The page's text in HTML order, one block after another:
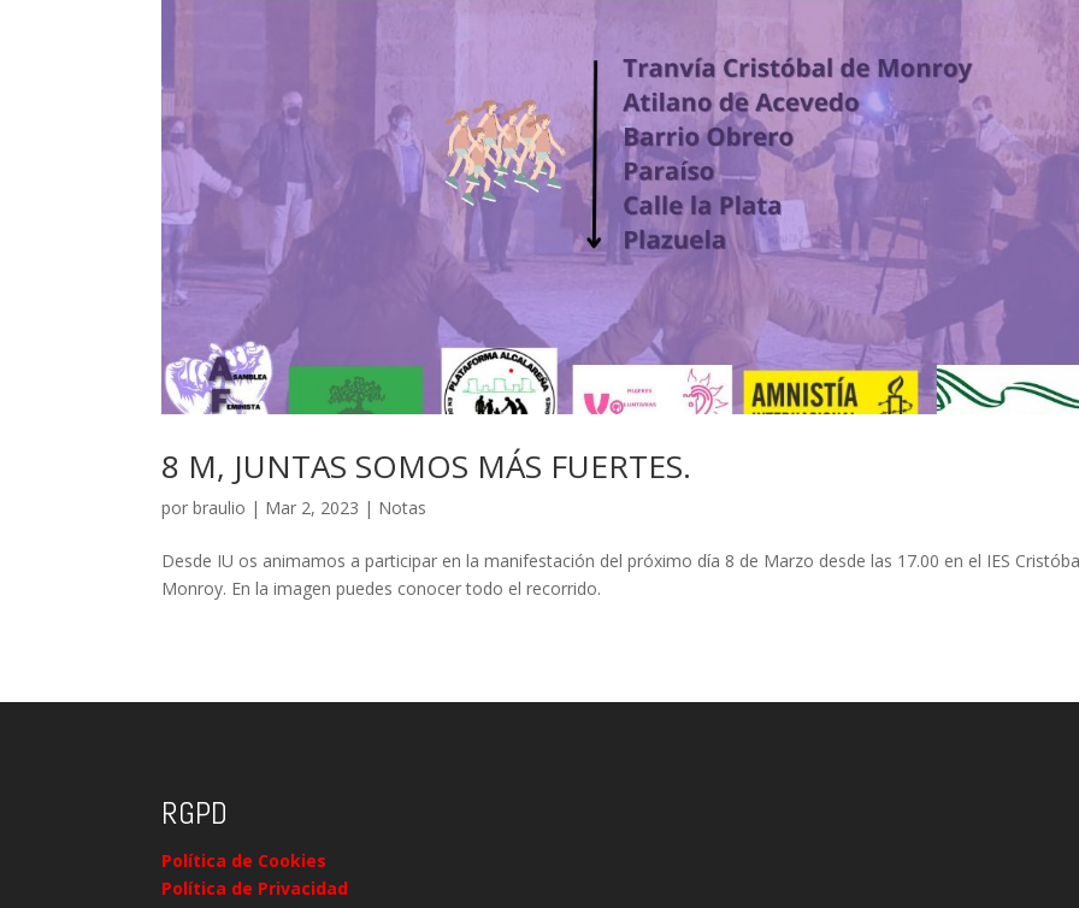
8 M, JUNTAS SOMOS MÁS FUERTES.
porbraulio | Mar 2, 2023 | Notas
Desde IU os animamos a participar en la manifestación del próximo día 8 de Marzo desde las 17.00 en el IES
Monroy. En la imagen puedes conocer todo el recorrido.
RGPD
Política de Cookies
Política de Privacidad